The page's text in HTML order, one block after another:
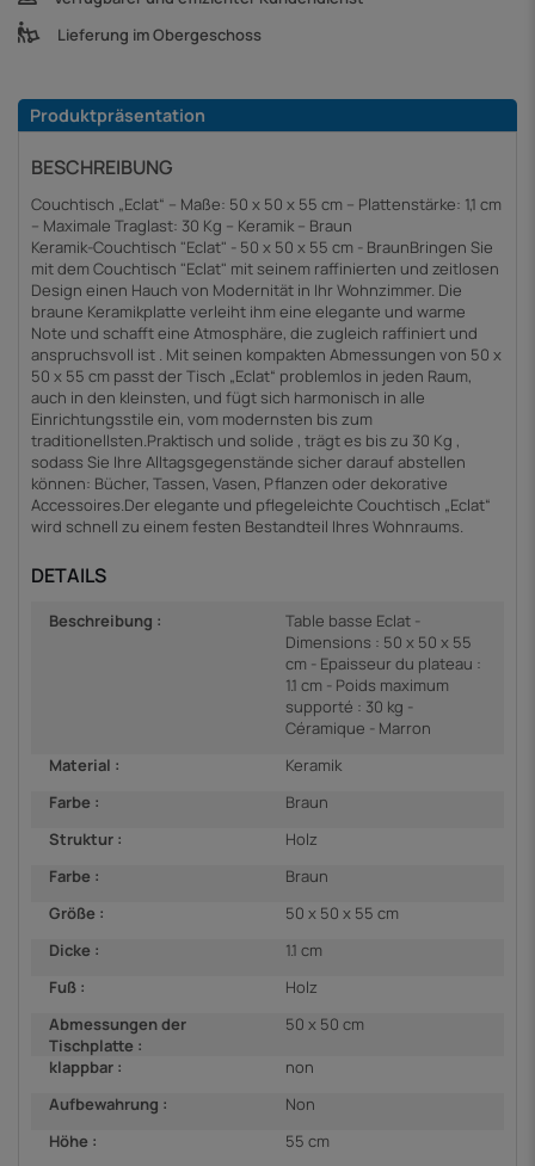
Lieferung im Obergeschoss
Produktpräsentation
BESCHREIBUNG
Couchtisch „Eclat“ – Maße: 50 x 50 x 55 cm – Plattenstärke: 1,1 cm
– Maximale Traglast: 30 Kg – Keramik – Braun
Keramik-Couchtisch "Eclat" - 50 x 50 x 55 cm - BraunBringen Sie
mit dem Couchtisch "Eclat" mit seinem raffinierten und zeitlosen
Design einen Hauch von Modernität in Ihr Wohnzimmer. Die
braune Keramikplatte verleiht ihm eine elegante und warme
Note und schafft eine Atmosphäre, die zugleich raffiniert und
anspruchsvoll ist . Mit seinen kompakten Abmessungen von 50 x
50 x 55 cm passt der Tisch „Eclat“ problemlos in jeden Raum,
auch in den kleinsten, und fügt sich harmonisch in alle
Einrichtungsstile ein, vom modernsten bis zum
traditionellsten.Praktisch und solide , trägt es bis zu 30 Kg ,
sodass Sie Ihre Alltagsgegenstände sicher darauf abstellen
können: Bücher, Tassen, Vasen, Pflanzen oder dekorative
Accessoires.Der elegante und pflegeleichte Couchtisch „Eclat“
wird schnell zu einem festen Bestandteil Ihres Wohnraums.
DETAILS
Beschreibung :
Table basse Eclat -
Dimensions : 50 x 50 x 55
cm - Epaisseur du plateau :
1.1 cm - Poids maximum
supporté : 30 kg -
Céramique - Marron
Material :
Keramik
Farbe :
Braun
Struktur :
Holz
Farbe :
Braun
Größe :
50 x 50 x 55 cm
Dicke :
1.1 cm
Fuß :
Holz
Abmessungen der
Tischplatte :
50 x 50 cm
klappbar :
non
Aufbewahrung :
Non
Höhe :
55 cm